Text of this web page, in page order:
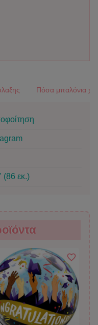
Πόσα μπαλόνια
(86 εκ.)